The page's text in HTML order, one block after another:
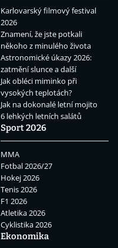
Karlovarský filmový festival
2026
Znamení, že jste potkali
někoho z minulého života
Astronomické úkazy 2026:
zatmění slunce a další
Jak obléci miminko při
vysokých teplotách?
Jak na dokonalé letní mojito
6 lehkých letních salátů
Sport 2026
MMA
Fotbal 2026/27
Hokej 2026
Tenis 2026
F1 2026
Atletika 2026
Cyklistika 2026
Ekonomika